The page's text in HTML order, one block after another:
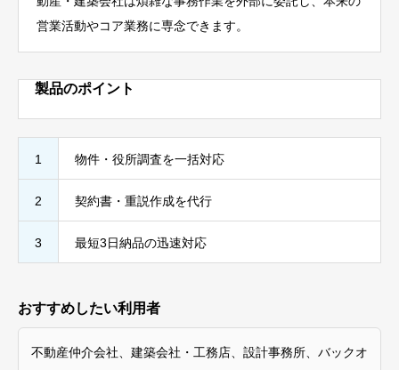
営業活動やコア業務に専念できます。
製品のポイント
1 物件・役所調査を一括対応
2 契約書・重説作成を代行
3 最短3日納品の迅速対応
おすすめしたい利用者
不動産仲介会社、建築会社・工務店、設計事務所、バックオ